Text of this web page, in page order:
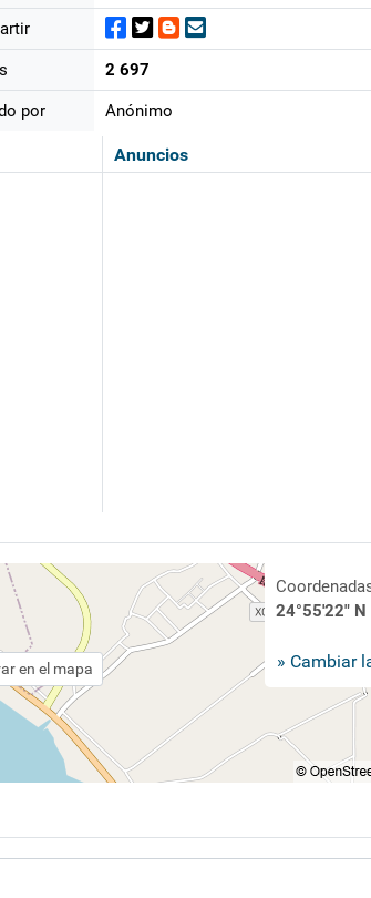
2 697
por Anónimo
Anuncios
en el mapa
24°55'22"
» Cambiar